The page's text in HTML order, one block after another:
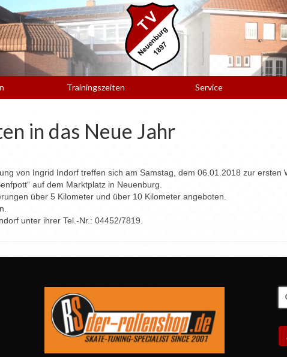
Trainingszeiten Service
in das Neue Jahr
von Ingrid Indorf treffen sich am Samstag, dem 06.01.2018 zur ersten
auf dem Marktplatz in Neuenburg.
über 5 Kilometer und über 10 Kilometer angeboten.
unter ihrer Tel.-Nr.: 04452/7819.